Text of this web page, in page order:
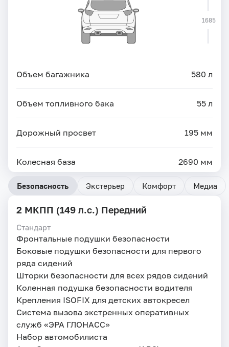
1685
Объем багажника 580 л
Объем топливного бака 55 л
Дорожный просвет 195 мм
Колесная база 2690 мм
Безопасность Экстерьер Комфорт Медиа
2 МКПП (149 л.с.) Передний
Стандарт
Фронтальные подушки безопасности
Боковые подушки безопасности для первого
ряда сидений
Шторки безопасности для всех рядов сидений
Коленная подушка безопасности водителя
Крепления ISOFIX для детских автокресел
Система вызова экстренных оперативных
служб «ЭРА ГЛОНАСС»
Набор автомобилиста